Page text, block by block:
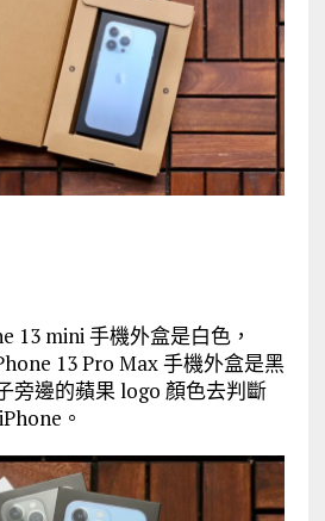
13 mini 手機外盒是白色，
13 Pro Max 手機外盒是黑
旁邊的蘋果 logo 顏色去判斷
。